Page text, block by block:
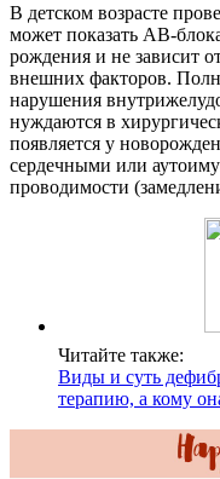
В детском возрасте
может показать АВ-
рождения и не зависит
внешних факторов.
нарушения
нуждаются в
появляется у
сердечными или
проводимости
Читайте также:
Виды и суть
терапию, а кому